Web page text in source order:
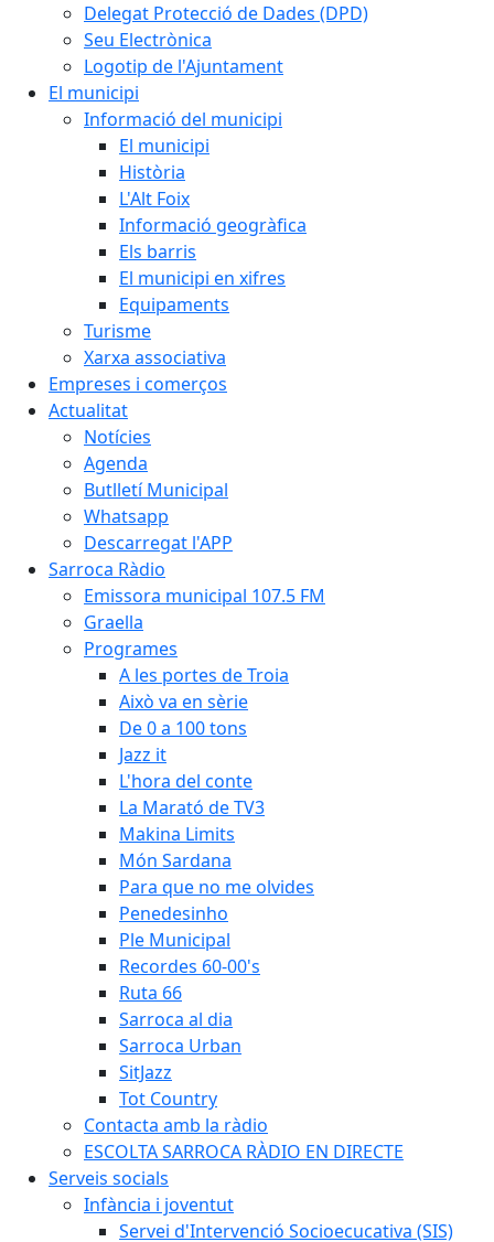
Delegat Protecció de Dades (DPD)
Seu Electrònica
Logotip de l'Ajuntament
El municipi
Informació del municipi
El municipi
Història
L'Alt Foix
Informació geogràfica
Els barris
El municipi en xifres
Equipaments
Turisme
Xarxa associativa
Empreses i comerços
Actualitat
Notícies
Agenda
Butlletí Municipal
Whatsapp
Descarregat l'APP
Sarroca Ràdio
Emissora municipal 107.5 FM
Graella
Programes
A les portes de Troia
Això va en sèrie
De 0 a 100 tons
Jazz it
L'hora del conte
La Marató de TV3
Makina Limits
Món Sardana
Para que no me olvides
Penedesinho
Ple Municipal
Recordes 60-00's
Ruta 66
Sarroca al dia
Sarroca Urban
SitJazz
Tot Country
Contacta amb la ràdio
ESCOLTA SARROCA RÀDIO EN DIRECTE
Serveis socials
Infància i joventut
Servei d'Intervenció Socioecucativa (SIS)